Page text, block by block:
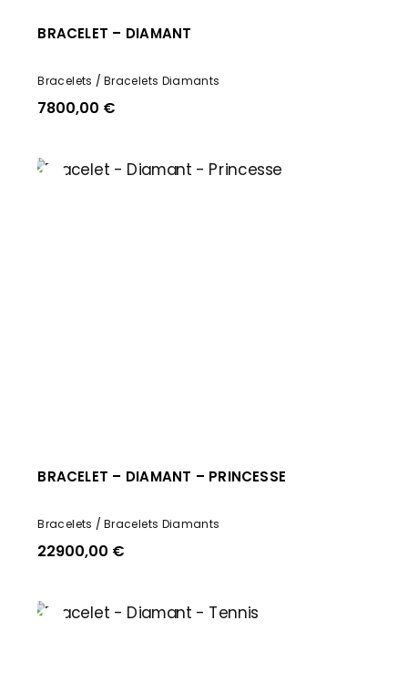
BRACELET – DIAMANT
Bracelets Bracelets Diamants
7800,00 €
BRACELET – DIAMANT – PRINCESSE
Bracelets Bracelets Diamants
22900,00 €